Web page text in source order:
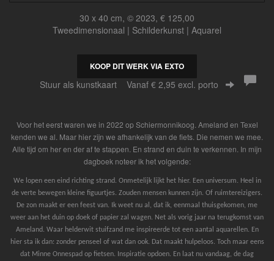
30 x 40 cm, © 2023, € 125,00
Tweedimensionaal | Schilderkunst | Aquarel
KOOP DIT WERK VIA EXTO
Stuur als kunstkaart Vanaf € 2,95 excl. porto
Voor het eerst waren we in 2022 op Schiermonnikoog. Ameland en Texel
kenden we al. Maar hier zijn we afhankelijk van de fiets. Die nemen we mee.
Alle tijd om her en der af te stappen. En strand en duin te verkennen. In mijn
dagboek noteer ik het volgende:
We lopen een eind richting strand. Onmetelijk lijkt het hier. Een universum. Heel in
de verte bewegen kleine figuurtjes. Zouden mensen kunnen zijn. Of ruimtereizigers.
De zon maakt er een feest van. Ik weet nu al, dat ik, eenmaal thuisgekomen, me
weer aan het duin op doek of papier zal wagen. Net als vorig jaar na terugkomst van
Ameland. Waar helderwit stuifzand me inspireerde tot een aantal aquarellen. En
hier sta ik dan: zonder penseel of wat dan ook. Dat maakt hulpeloos. Toch maar eens
dat Minne Onnespad op fietsen. Inspiratie opdoen. En laat nu vandaag, de dag